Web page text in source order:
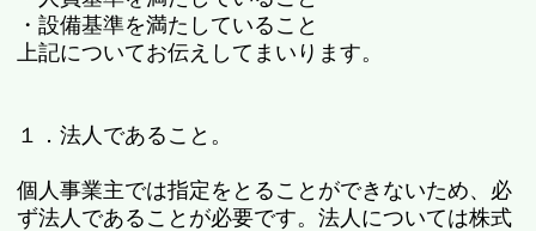
・設備基準を満たしていること
上記についてお伝えしてまいります。
１．法人であること。
個人事業主では指定をとることができないため、必
ず法人であることが必要です。法人については株式